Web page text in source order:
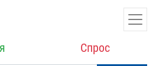
Спрос